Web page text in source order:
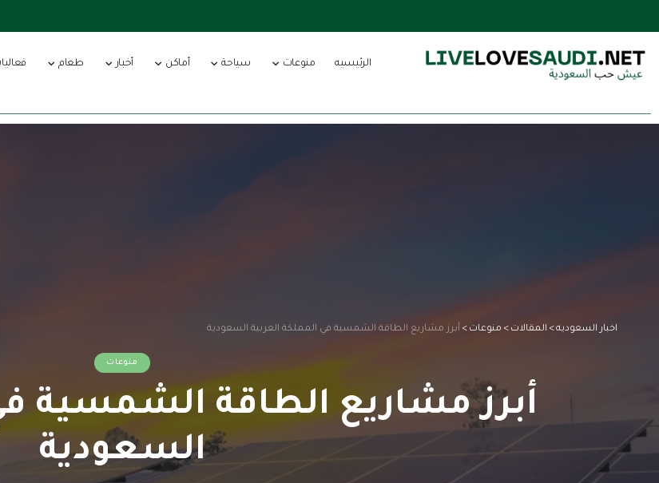
الرئيسيه منوعات سياحة أماكن أخبار طعام
اخبار السعوديه> المقالات > منوعات > أبرز مشاريع الطاقة الشمسية في المملكة العربية السعودية
منوعات
أبرز مشاريع الطاقة الشمسية
السعودية